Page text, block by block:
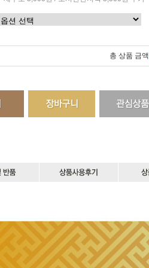
총 상품 금액